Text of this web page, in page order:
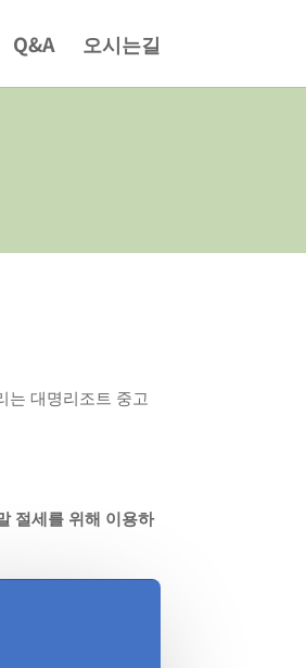
Q&A 오시는길
는 대명리조트 중고
절세를 위해 이용하